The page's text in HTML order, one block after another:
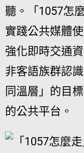
聽。「1057怎
實踐公共媒體
強化即時交通
非客語族群認
同溫層」的目
的公共平台。